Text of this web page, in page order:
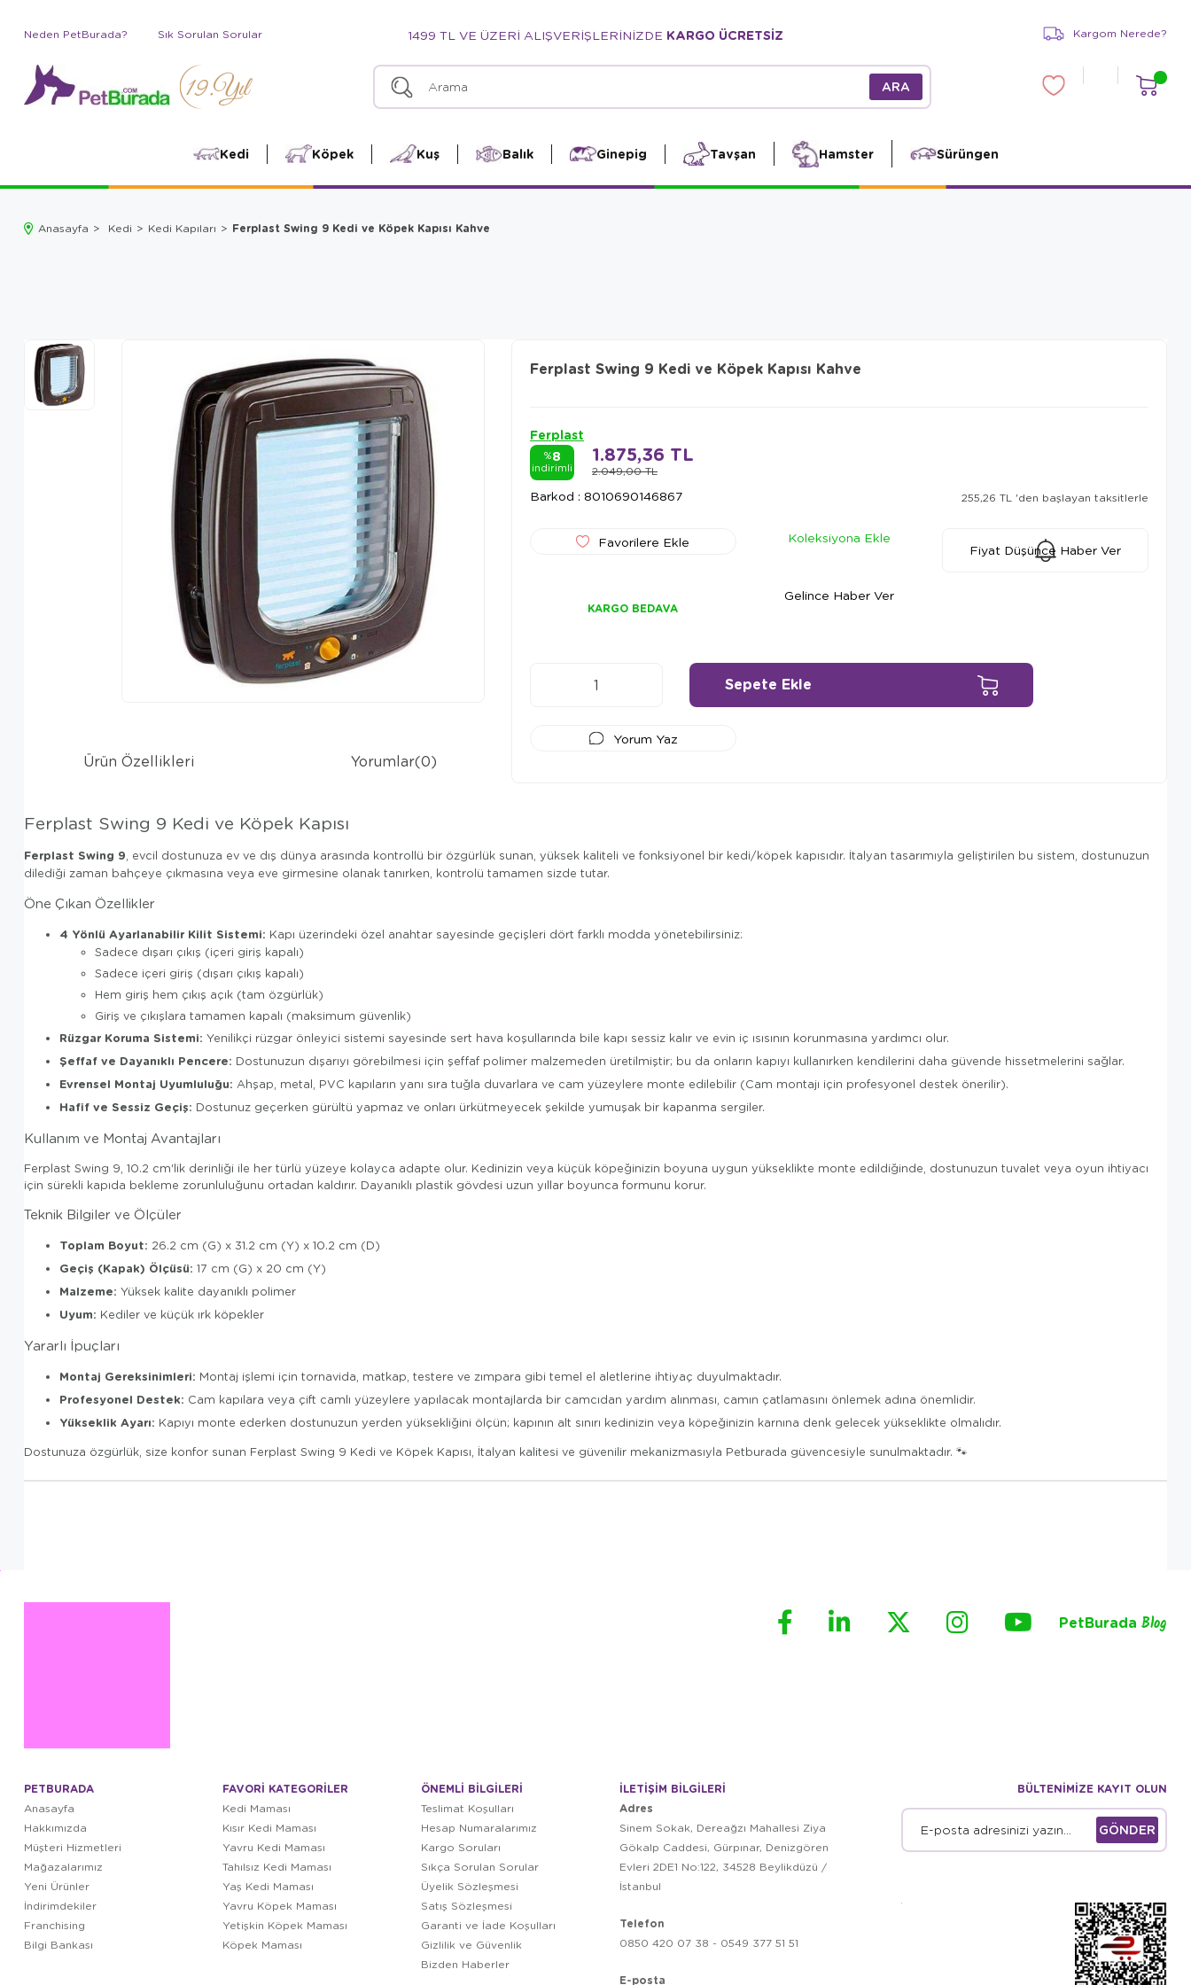
Neden PetBurada? Sık Sorulan Sorular 1499 TL VE ÜZERİ ALIŞVERİŞLERİNİZDE KARGO ÜCRETSİZ Kargom Nerede?
Kedi Köpek Kuş Balık Ginepig Tavşan Hamster Sürüngen
Anasayfa Kedi Kedi Kapıları Ferplast Swing 9 Kedi ve Köpek Kapısı Kahve
Ferplast Swing 9 Kedi ve Köpek Kapısı Kahve
Ferplast
%8
indirimli 2.049,00 TL
1.875,36 TL
Barkod : 8010690146867 255,26 TL 'den başlayan taksitlerle
Favorilere Ekle
Koleksiyona Ekle
Fiyat Düşünce Haber Ver
KARGO BEDAVA
Gelince Haber Ver
Yorum Yaz
Ürün Özellikleri Yorumlar(0)
Ferplast Swing 9 Kedi ve Köpek Kapısı
Ferplast Swing 9, evcil dostunuza ev ve dış dünya arasında kontrollü bir özgürlük sunan, yüksek kaliteli ve fonksiyonel bir kedi/köpek kapısıdır. İtalyan tasarımıyla geliştirilen bu sistem, dostunuzun
dilediği zaman bahçeye çıkmasına veya eve girmesine olanak tanırken, kontrolü tamamen sizde tutar.
Öne Çıkan Özellikler
4 Yönlü Ayarlanabilir Kilit Sistemi: Kapı üzerindeki özel anahtar sayesinde geçişleri dört farklı modda yönetebilirsiniz:
Sadece dışarı çıkış (içeri giriş kapalı)
Sadece içeri giriş (dışarı çıkış kapalı)
Hem giriş hem çıkış açık (tam özgürlük)
Giriş ve çıkışlara tamamen kapalı (maksimum güvenlik)
Rüzgar Koruma Sistemi: Yenilikçi rüzgar önleyici sistemi sayesinde sert hava koşullarında bile kapı sessiz kalır ve evin iç ısısının korunmasına yardımcı olur.
Şeffaf ve Dayanıklı Pencere: Dostunuzun dışarıyı görebilmesi için şeffaf polimer malzemeden üretilmiştir; bu da onların kapıyı kullanırken kendilerini daha güvende hissetmelerini sağlar.
Evrensel Montaj Uyumluluğu: Ahşap, metal, PVC kapıların yanı sıra tuğla duvarlara ve cam yüzeylere monte edilebilir (Cam montajı için profesyonel destek önerilir).
Hafif ve Sessiz Geçiş: Dostunuz geçerken gürültü yapmaz ve onları ürkütmeyecek şekilde yumuşak bir kapanma sergiler.
Kullanım ve Montaj Avantajları
Ferplast Swing 9, 10.2 cm'lik derinliği ile her türlü yüzeye kolayca adapte olur. Kedinizin veya küçük köpeğinizin boyuna uygun yükseklikte monte edildiğinde, dostunuzun tuvalet veya oyun ihtiyacı
için sürekli kapıda bekleme zorunluluğunu ortadan kaldırır. Dayanıklı plastik gövdesi uzun yıllar boyunca formunu korur.
Teknik Bilgiler ve Ölçüler
Toplam Boyut: 26.2 cm (G) x 31.2 cm (Y) x 10.2 cm (D)
Geçiş (Kapak) Ölçüsü: 17 cm (G) x 20 cm (Y)
Malzeme: Yüksek kalite dayanıklı polimer
Uyum: Kediler ve küçük ırk köpekler
Yararlı İpuçları
Montaj Gereksinimleri: Montaj işlemi için tornavida, matkap, testere ve zımpara gibi temel el aletlerine ihtiyaç duyulmaktadır.
Profesyonel Destek: Cam kapılara veya çift camlı yüzeylere yapılacak montajlarda bir camcıdan yardım alınması, camın çatlamasını önlemek adına önemlidir.
Yükseklik Ayarı: Kapıyı monte ederken dostunuzun yerden yüksekliğini ölçün; kapının alt sınırı kedinizin veya köpeğinizin karnına denk gelecek yükseklikte olmalıdır.
Dostunuza özgürlük, size konfor sunan Ferplast Swing 9 Kedi ve Köpek Kapısı, İtalyan kalitesi ve güvenilir mekanizmasıyla Petburada güvencesiyle sunulmaktadır. 🐾
PetBurada Blog
PETBURADA
Anasayfa
Hakkımızda
Müşteri Hizmetleri
Mağazalarımız
Yeni Ürünler
İndirimdekiler
Franchising
Bilgi Bankası
FAVORİ KATEGORİLER
Kedi Maması
Kısır Kedi Maması
Yavru Kedi Maması
Tahılsız Kedi Maması
Yaş Kedi Maması
Yavru Köpek Maması
Yetişkin Köpek Maması
Köpek Maması
ÖNEMLİ BİLGİLERİ
Teslimat Koşulları
Hesap Numaralarımız
Kargo Soruları
Sıkça Sorulan Sorular
Üyelik Sözleşmesi
Satış Sözleşmesi
Garanti ve İade Koşulları
Gizlilik ve Güvenlik
Bizden Haberler
İLETİŞİM BİLGİLERİ
Adres
Sinem Sokak, Dereağzı Mahallesi Ziya
Gökalp Caddesi, Gürpınar, Denizgören
Evleri 2DE1 No:122, 34528 Beylikdüzü /
İstanbul
Telefon
0850 420 07 38 - 0549 377 51 51
E-posta
BÜLTENİMİZE KAYIT OLUN
GÖNDER